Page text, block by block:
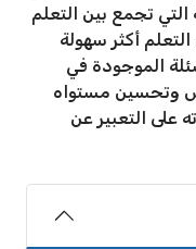
التي تجمع بين التعلم
أكثر سهولة
الموجودة في
وتحسين مستواه
على التعبير عن